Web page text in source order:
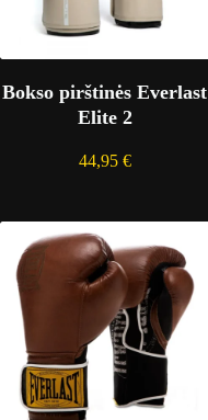
Bokso pirštinės Everlast
Elite 2
44,95 €